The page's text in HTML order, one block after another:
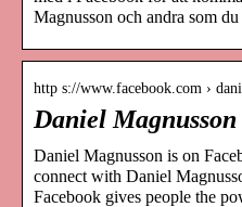
Magnusson och andra som
http s://www.facebook.com ›
Daniel
Daniel Magnusson is on
connect with Daniel
Facebook gives people the